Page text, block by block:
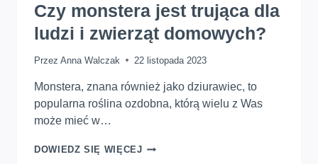
Czy monstera jest trująca dla
ludzi i zwierząt domowych?
Przez Anna Walczak 22 listopada 2023
Monstera, znana również jako dziurawiec, to
popularna roślina ozdobna, którą wielu z Was
może mieć w…
DOWIEDZ SIĘ WIĘCEJCZY